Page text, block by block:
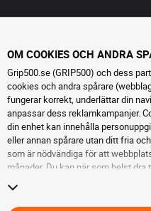
OM COOKIES OCH ANDRA
Grip500.se (GRIP500) och dess
cookies och andra spårare
fungerar korrekt, underlättar din
anpassar dess reklamkampanjer.
din enhet kan innehålla
eller annan spårare utan ditt fria
som är nödvändiga för att
månader. Du kan när som helst
acceptera cookies eller andra
tjänsterna GRIP500. För